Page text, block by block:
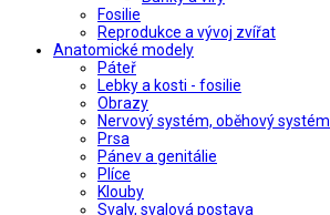
Fosilie
Reprodukce a vývoj zvířat
Anatomické modely
Páteř
Lebky a kosti - fosilie
Obrazy
Nervový systém, oběhový systém
Prsa
Pánev a genitálie
Plíce
Klouby
Svaly, svalová postava